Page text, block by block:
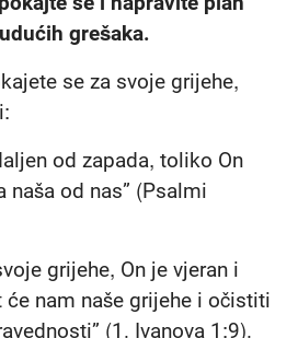
grešaka.
se za svoje grijehe,
od zapada, toliko On
naša od nas” (Psalmi
grijehe, On je vjeran i
će nam naše grijehe i očistiti
(1. Ivanova 1:9).